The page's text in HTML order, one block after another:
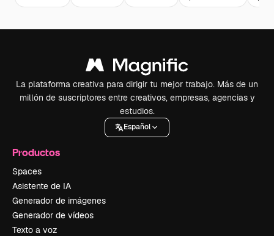
La plataforma creativa para dirigir tu mejor trabajo. Más de un
millón de suscriptores entre creativos, empresas, agencias y
estudios.
Español
Productos
Spaces
Asistente de IA
Generador de imágenes
Generador de vídeos
Texto a voz